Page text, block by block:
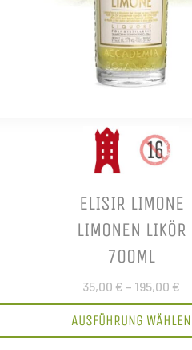
ELISIR LIMONE
LIMONEN LIKÖR
700ML
35,00 € – 195,00 €
AUSFÜHRUNG WÄHLEN